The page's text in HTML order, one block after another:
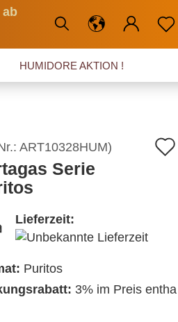
ab
HUMIDORE AKTION !
ART10328HUM)
Serie
Lieferzeit:
Puritos
3% im Preis entha